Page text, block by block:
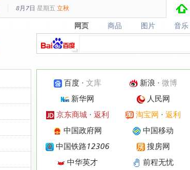
8月7日 星期五 立秋
网页
网页 商品
商品 图片
图片 音乐
音乐
百度· 文库 新浪 · 微博
新华网
人民网
京东商城· 返利 淘宝网 · 返利
中国政府网
中国移动
中国铁路12306
搜房网
中华英才
前程无忧